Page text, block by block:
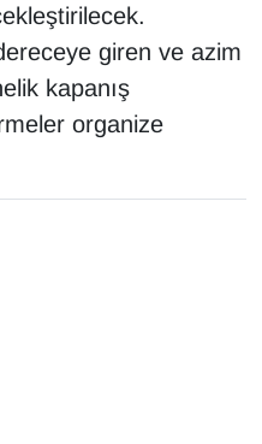
giren ve azim
kapanış
organize